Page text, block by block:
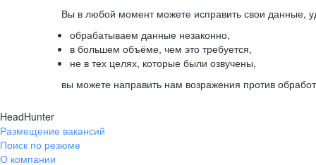
Вы в любой момент можете исправить свои данные,
обрабатываем данные незаконно,
в большем объёме, чем это требуется,
не в тех целях, которые были озвучены,
вы можете направить нам возражения против
HeadHunter
Размещение вакансий
Поиск по резюме
О компании